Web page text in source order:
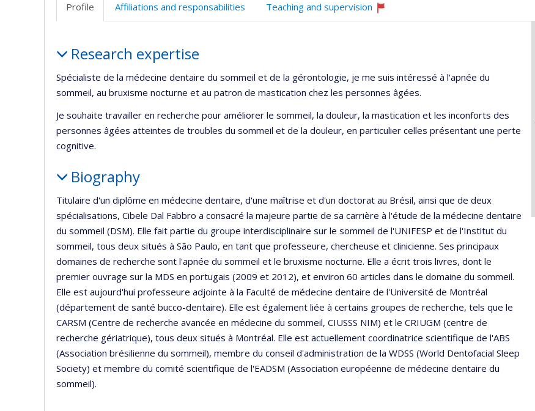
(faculté,département,école)
Profile
Affiliations and responsabilities
Teaching and supervision
Currently
Research expertise
Spécialiste de la médecine dentaire du sommeil et de la gérontologie, je me suis intéressé à l'apnée du
sommeil, au bruxisme nocturne et au patron de mastication chez les personnes âgées.
Je souhaite travailler en recherche pour améliorer le sommeil, la douleur, la mastication et les inconforts des
personnes âgées atteintes de troubles du sommeil et de la douleur, en particulier celles présentant une perte
cognitive.
Biography
Titulaire d'un diplôme en médecine dentaire, d'une maîtrise et d'un doctorat au Brésil, ainsi que de deux
spécialisations, Cibele Dal Fabbro a consacré la majeure partie de sa carrière à l'étude de la médecine dentaire
du sommeil (DSM). Elle fait partie du groupe interdisciplinaire sur le sommeil de l'UNIFESP et de l'Institut du
sommeil, tous deux situés à São Paulo, en tant que professeure, chercheuse et clinicienne. Ses principaux
domaines de recherche sont l'apnée du sommeil et le bruxisme nocturne. Elle a écrit trois livres, dont le
premier ouvrage sur la MDS en portugais (2009 et 2012), et environ 60 articles dans le domaine du sommeil.
Elle est aujourd'hui professeure adjointe à la Faculté de médecine dentaire de l'Université de Montréal
(département de santé bucco-dentaire). Elle est également liée à certains groupes de recherche, tels que le
CARSM (Centre de recherche avancée en médecine du sommeil, CIUSSS NIM) et le CRIUGM (centre de
recherche gériatrique), tous deux situés à Montréal. Elle est actuellement coordinatrice scientifique de l'ABS
(Association brésilienne du sommeil), membre du conseil d'administration de la WDSS (World Dentofacial Sleep
Society) et membre du comité scientifique de l'EADSM (Association européenne de médecine dentaire du
sommeil).